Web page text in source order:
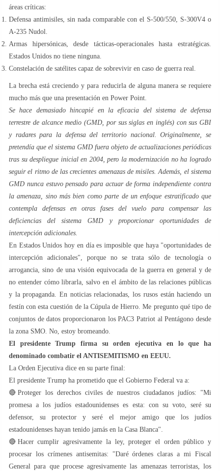
áreas críticas:
Defensa antimisiles, sin nada comparable con el S-500/550, S-300V4 o
A-235 Nudol.
Armas hipersónicas, desde tácticas-operacionales hasta estratégicas.
Estados Unidos no tiene ninguna.
Constelación de satélites capaz de sobrevivir en caso de guerra real.
La brecha está creciendo y para reducirla de alguna manera se requiere
mucho más que una presentación en Power Point.
Se hace demasiado hincapié en la eficacia del sistema de defensa
terrestre de alcance medio (GMD, por sus siglas en inglés) con sus GBI
y radares para la defensa del territorio nacional. Originalmente, se
pretendía que el sistema GMD fuera objeto de actualizaciones periódicas
tras su despliegue inicial en 2004, pero la modernización no ha logrado
seguir el ritmo de las crecientes amenazas de misiles. Además, el sistema
GMD nunca estuvo pensado para actuar de forma independiente contra
la amenaza, sino más bien como parte de un enfoque estratificado que
contempla defensas en otras fases del vuelo para compensar las
deficiencias del sistema GMD y proporcionar oportunidades de
intercepción adicionales.
En Estados Unidos hoy en día es imposible que haya "oportunidades de
intercepción adicionales", porque no se trata sólo de tecnología o
arrogancia, sino de una visión equivocada de la guerra en general y de
no entender cómo librarla, salvo en el ámbito de las relaciones públicas
y la propaganda. En noticias relacionadas, los rusos están haciendo un
festín con esta cuestión de la Cúpula de Hierro. Me pregunto qué tipo de
conjuntos de datos proporcionaron los PAC3 Patriot al Pentágono desde
la zona SMO. No, estoy bromeando.
El presidente Trump firma su orden ejecutiva en lo que ha
denominado combatir el ANTISEMITISMO en EEUU.
La Orden Ejecutiva dice en su parte final:
El presidente Trump ha prometido que el Gobierno Federal va a:
🔴Proteger los derechos civiles de nuestros ciudadanos judíos: "Mi
promesa a los judíos estadounidenses es esta: con su voto, seré su
defensor, su protector y seré el mejor amigo que los judíos
estadounidenses hayan tenido jamás en la Casa Blanca".
🔴Hacer cumplir agresivamente la ley, proteger el orden público y
procesar los crímenes antisemitas: "Daré órdenes claras a mi Fiscal
General para que procese agresivamente las amenazas terroristas, los